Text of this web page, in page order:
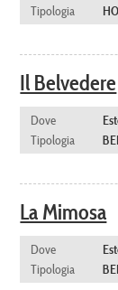
Tipologia
Il Belvedere
Dove
Tipologia
La Mimosa
Dove
Tipologia